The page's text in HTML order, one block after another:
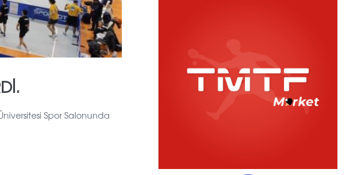
Spor Salonunda